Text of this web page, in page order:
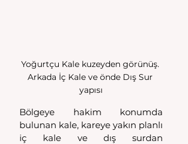
Yoğurtçu Kale kuzeyden görünüş.
Arkada İç Kale ve önde Dış Sur
yapısı
Bölgeye hakim konumda
bulunan kale, kareye yakın planlı
iç kale ve dış surdan